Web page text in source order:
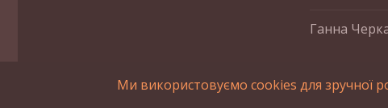
Ганна
2015-2023 © UAHistory Всі права застережено. При
Ми використовуємо cookies для зручної